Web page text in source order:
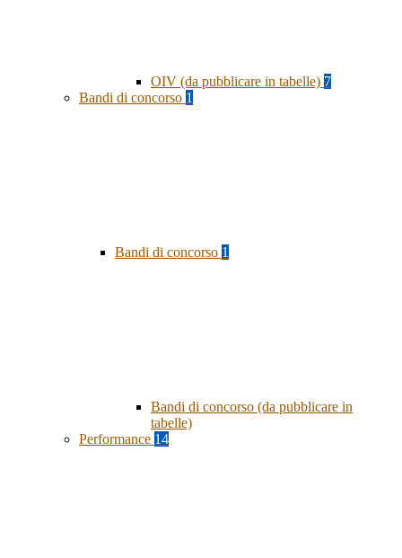
OIV (da pubblicare in tabelle) 7
Bandi di concorso 1
Bandi di concorso 1
Bandi di concorso (da pubblicare in
tabelle)
Performance 14